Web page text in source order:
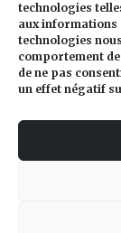
technologies
aux informations
technologies
comportement
de ne pas
un effet négatif
54, route de la